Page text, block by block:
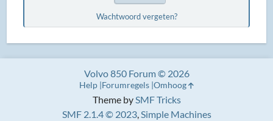
Wachtwoord vergeten?
Theme bySMF Tricks
SMF 2.1.4 © 2023,Simple Machines
Volvo 850 Forum © 2026
Help Forumregels Omhoog